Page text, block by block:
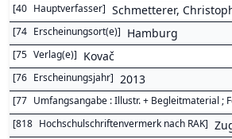
[40 Hauptverfasser] Schmetterer,
[74 Erscheinungsort(e)] Hamburg
[75 Verlag(e)] Kovač
[76 Erscheinungsjahr] 2013
[77 Umfangsangabe : Illustr. + Begleitmaterial ;
[818 Hochschulschriftenvermerk nach RAK]